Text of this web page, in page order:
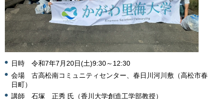
日時 令和7年7月20日(土)9:30～12:30
会場 古高松南コミュニティセンター、春日川河川敷（高松市春
日町）
講師 石塚 正秀 氏（香川大学創造工学部教授）